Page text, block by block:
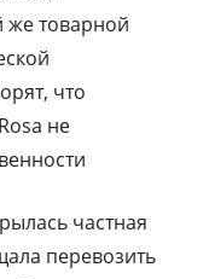
же товарной
что
не
частная
перевозить